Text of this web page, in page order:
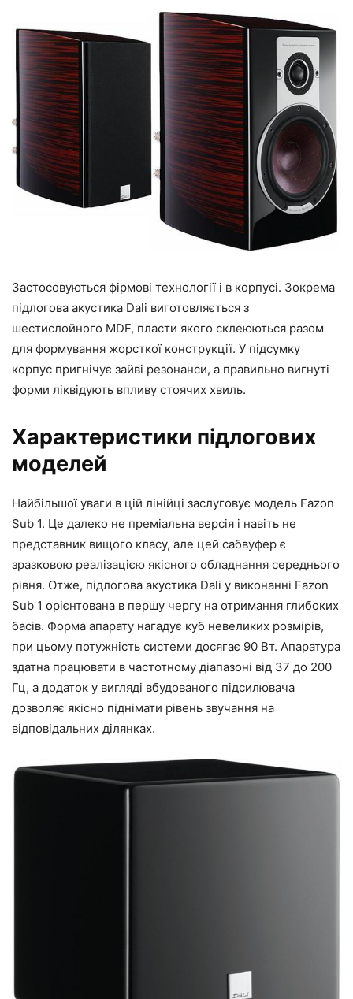
Застосовуються фірмові технології і в корпусі. Зокрема
підлогова акустика Dali виготовляється з
шестислойного MDF, пласти якого склеюються разом
для формування жорсткої конструкції. У підсумку
корпус пригнічує зайві резонанси, а правильно вигнуті
форми ліквідують впливу стоячих хвиль.
Характеристики підлогових
моделей
Найбільшої уваги в цій лінійці заслуговує модель Fazon
Sub 1. Це далеко не преміальна версія і навіть не
представник вищого класу, але цей сабвуфер є
зразковою реалізацією якісного обладнання середнього
рівня. Отже, підлогова акустика Dali у виконанні Fazon
Sub 1 орієнтована в першу чергу на отримання глибоких
басів. Форма апарату нагадує куб невеликих розмірів,
при цьому потужність системи досягає 90 Вт. Апаратура
здатна працювати в частотному діапазоні від 37 до 200
Гц, а додаток у вигляді вбудованого підсилювача
дозволяє якісно піднімати рівень звучання на
відповідальних ділянках.